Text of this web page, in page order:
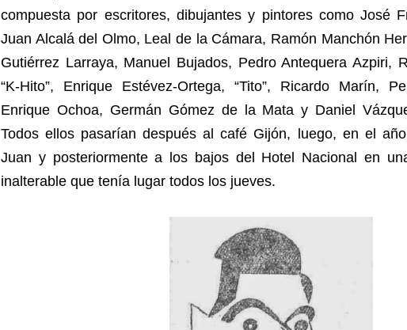
compuesta por escritores, dibujantes y pintores como José
Juan Alcalá del Olmo, Leal de la Cámara, Ramón Manchón
Gutiérrez Larraya, Manuel Bujados, Pedro Antequera Azpiri,
“K-Hito”, Enrique Estévez-Ortega, “Tito”, Ricardo Marín,
Enrique Ochoa, Germán Gómez de la Mata y Daniel
Todos ellos pasarían después al café Gijón, luego, en el
Juan y posteriormente a los bajos del Hotel Nacional en
inalterable que tenía lugar todos los jueves.